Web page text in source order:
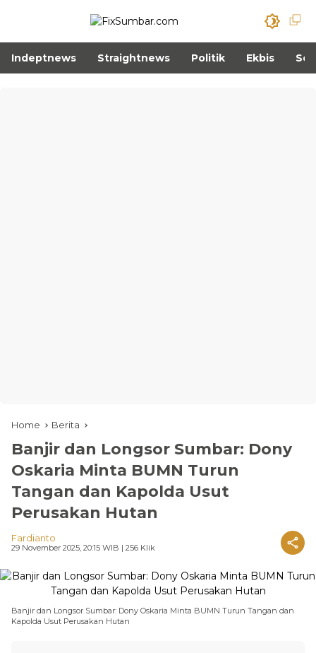
Indeptnews Straightnews Politik Ekbis
Home Berita
Banjir dan Longsor Sumbar: Dony
Oskaria Minta BUMN Turun
Tangan dan Kapolda Usut
Perusakan Hutan
Fardianto
29 November 2025, 20:15 WIB | 256 Klik
Banjir dan Longsor Sumbar: Dony Oskaria Minta BUMN Turun Tangan dan
Kapolda Usut Perusakan Hutan